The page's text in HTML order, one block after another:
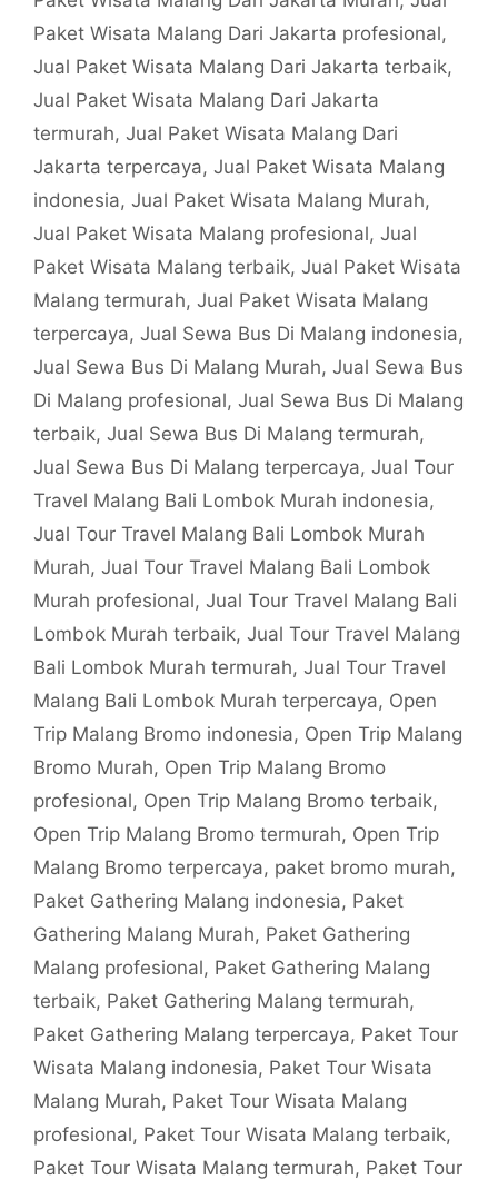
Paket Wisata Malang Dari Jakarta profesional,
Jual Paket Wisata Malang Dari Jakarta terbaik,
Jual Paket Wisata Malang Dari Jakarta
termurah, Jual Paket Wisata Malang Dari
Jakarta terpercaya, Jual Paket Wisata Malang
indonesia, Jual Paket Wisata Malang Murah,
Jual Paket Wisata Malang profesional, Jual
Paket Wisata Malang terbaik, Jual Paket Wisata
Malang termurah, Jual Paket Wisata Malang
terpercaya, Jual Sewa Bus Di Malang indonesia,
Jual Sewa Bus Di Malang Murah, Jual Sewa Bus
Di Malang profesional, Jual Sewa Bus Di Malang
terbaik, Jual Sewa Bus Di Malang termurah,
Jual Sewa Bus Di Malang terpercaya, Jual Tour
Travel Malang Bali Lombok Murah indonesia,
Jual Tour Travel Malang Bali Lombok Murah
Murah, Jual Tour Travel Malang Bali Lombok
Murah profesional, Jual Tour Travel Malang Bali
Lombok Murah terbaik, Jual Tour Travel Malang
Bali Lombok Murah termurah, Jual Tour Travel
Malang Bali Lombok Murah terpercaya, Open
Trip Malang Bromo indonesia, Open Trip Malang
Bromo Murah, Open Trip Malang Bromo
profesional, Open Trip Malang Bromo terbaik,
Open Trip Malang Bromo termurah, Open Trip
Malang Bromo terpercaya, paket bromo murah,
Paket Gathering Malang indonesia, Paket
Gathering Malang Murah, Paket Gathering
Malang profesional, Paket Gathering Malang
terbaik, Paket Gathering Malang termurah,
Paket Gathering Malang terpercaya, Paket Tour
Wisata Malang indonesia, Paket Tour Wisata
Malang Murah, Paket Tour Wisata Malang
profesional, Paket Tour Wisata Malang terbaik,
Paket Tour Wisata Malang termurah, Paket Tour